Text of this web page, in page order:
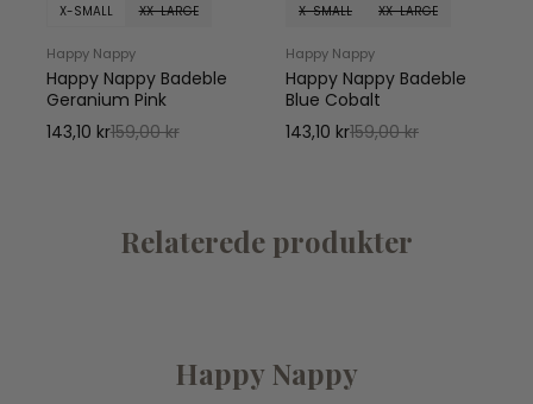
X-SMALL
XX-LARGE
Happy Nappy
Happy Nappy Badeble
Geranium Pink
143,10 kr159,00 kr
X-SMALL
XX-LARGE
Happy Nappy
Happy Nappy Badeble
Blue Cobalt
143,10 kr159,00 kr
Relaterede produkter
Happy Nappy